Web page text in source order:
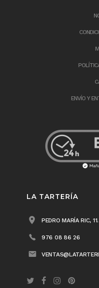
ENVÍO Y
LA TARTERÍA
PEDRO MARÍA RIC,
976 08 86 26